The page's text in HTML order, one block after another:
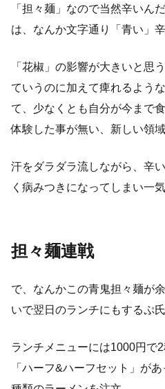
「担々麺」なので当然辛いん
は、なんか文字通り「青い」
「花椒」の影響が大きいと思
ていうのに加えて痺れるよう
て、少なくとも自分が今まで
体験した事が無い、新しい領
汗をダラダラ流しながら、辛
く病みつきになってしまい一
担々麺連戦
で、なんかこの青鬼担々麺が
いで翌日のランチにもするぷ
ランチメニューには1000円で
「ハーフ&ハーフセット」が